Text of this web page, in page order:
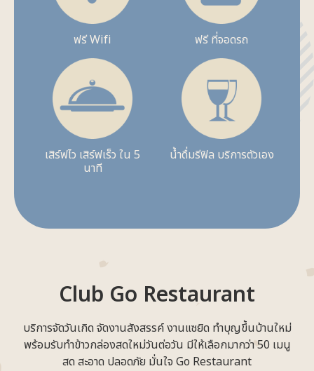
ฟรี Wifi ฟรี ที่จอดรถ
เสิร์ฟไว เสิร์ฟเร็ว ใน 5
นาที
น้ำดื่มรีฟิล บริการตัวเอง
Club Go Restaurant
บริการจัดวันเกิด จัดงานสังสรรค์ งานแซยิด ทำบุญขึ้นบ้านใหม่
พร้อมรับทำข้าวกล่องสดใหม่วันต่อวัน มีให้เลือกมากว่า 50 เมนู
สด สะอาด ปลอดภัย มั่นใจ Go Restaurant